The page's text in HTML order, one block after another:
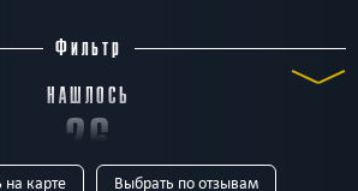
Фильтр
НАШЛОСЬ
26
на карте Выбрать по отзывам